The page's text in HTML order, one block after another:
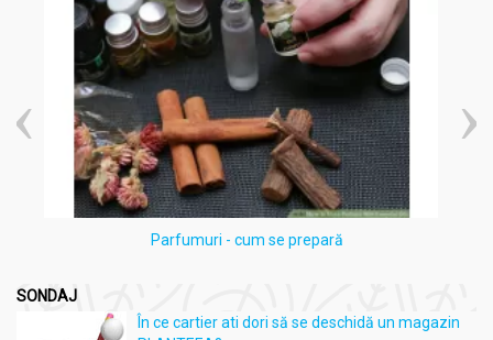
Parfumuri - cum se prepară
SONDAJ
În ce cartier ati dori să se deschidă un magazin